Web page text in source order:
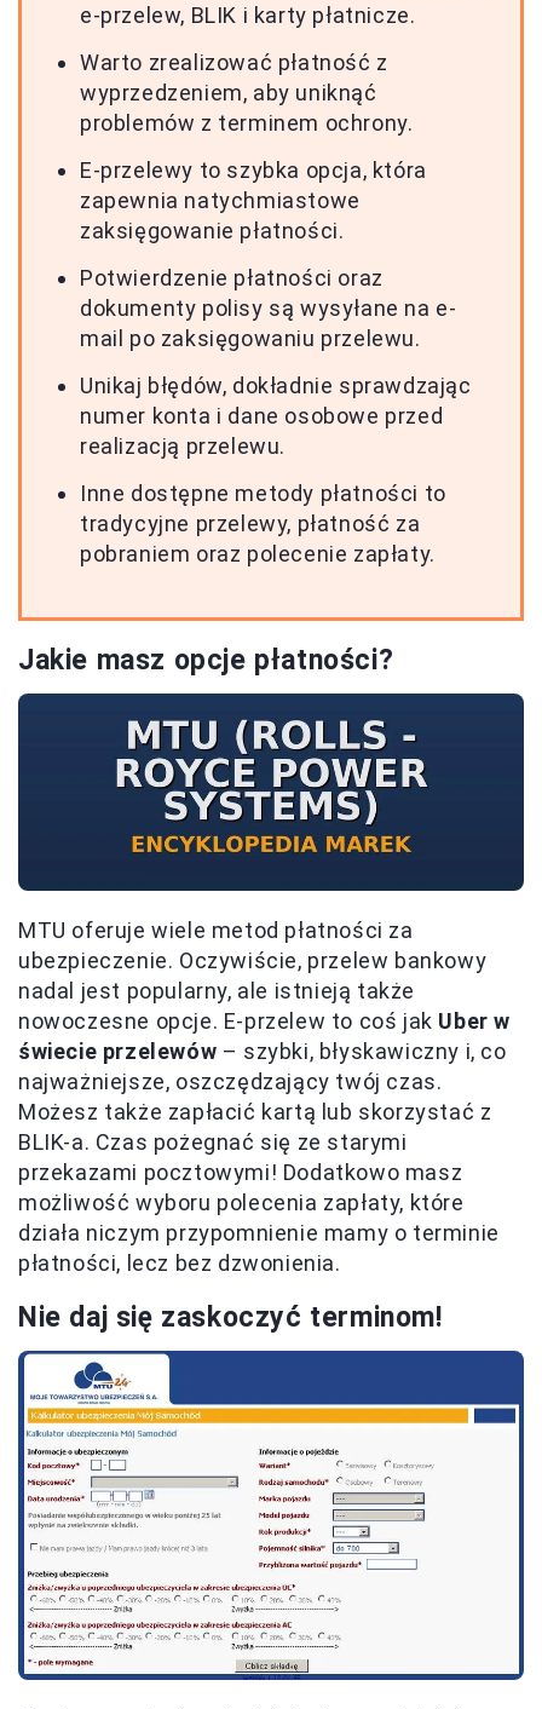
e-przelew, BLIK i karty płatnicze.
Warto zrealizować płatność z
wyprzedzeniem, aby uniknąć
problemów z terminem ochrony.
E-przelewy to szybka opcja, która
zapewnia natychmiastowe
zaksięgowanie płatności.
Potwierdzenie płatności oraz
dokumenty polisy są wysyłane na e-
mail po zaksięgowaniu przelewu.
Unikaj błędów, dokładnie sprawdzając
numer konta i dane osobowe przed
realizacją przelewu.
Inne dostępne metody płatności to
tradycyjne przelewy, płatność za
pobraniem oraz polecenie zapłaty.
Jakie masz opcje płatności?
MTU oferuje wiele metod płatności za
ubezpieczenie. Oczywiście, przelew bankowy
nadal jest popularny, ale istnieją także
nowoczesne opcje. E-przelew to coś jak Uber w
świecie przelewów – szybki, błyskawiczny i, co
najważniejsze, oszczędzający twój czas.
Możesz także zapłacić kartą lub skorzystać z
BLIK-a. Czas pożegnać się ze starymi
przekazami pocztowymi! Dodatkowo masz
możliwość wyboru polecenia zapłaty, które
działa niczym przypomnienie mamy o terminie
płatności, lecz bez dzwonienia.
Nie daj się zaskoczyć terminom!